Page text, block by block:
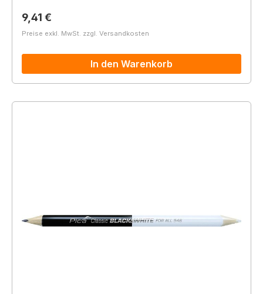
Regulärer Preis:
9,41 €
Preise exkl. MwSt. zzgl. Versandkosten
In den Warenkorb